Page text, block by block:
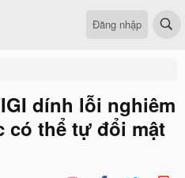
Đăng nhập
dính lỗi nghiêm
có thể tự đổi mật